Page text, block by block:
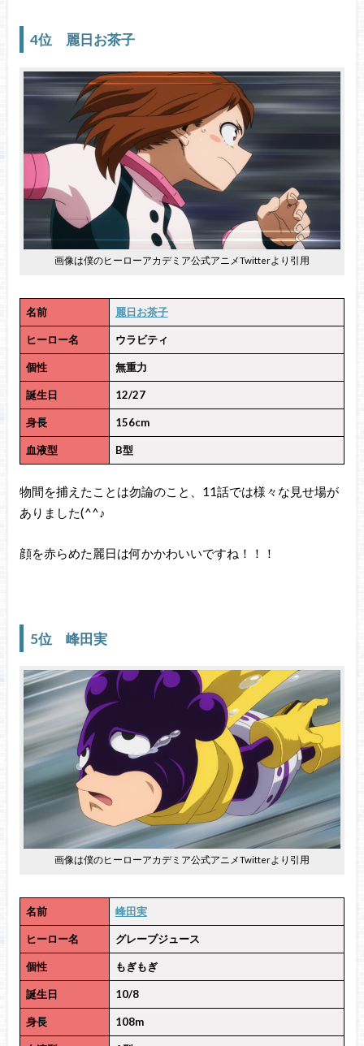
4位 麗日お茶子
画像は僕のヒーローアカデミア公式アニメTwitterより引用
名前 麗日お茶子
ヒーロー名 ウラビティ
個性 無重力
誕生日 12/27
身長 156cm
血液型 B型
物間を捕えたことは勿論のこと、11話では様々な見せ場が
ありました(^^♪
顔を赤らめた麗日は何かかわいいですね！！！
5位 峰田実
画像は僕のヒーローアカデミア公式アニメTwitterより引用
名前 峰田実
ヒーロー名 グレープジュース
個性 もぎもぎ
誕生日 10/8
身長 108m